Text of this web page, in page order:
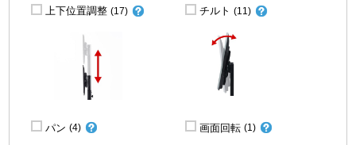
上下位置調整 (17) チルト (11)
パン (4) 画面回転 (1)